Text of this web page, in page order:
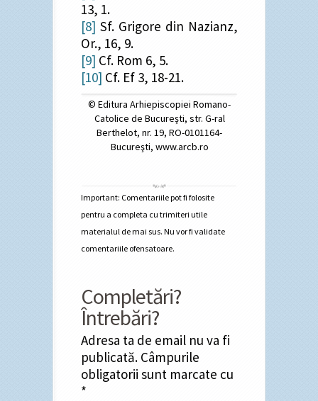
13, 1.
[8] Sf. Grigore din Nazianz,
Or., 16, 9.
[9] Cf. Rom 6, 5.
[10] Cf. Ef 3, 18-21.
© Editura Arhiepiscopiei Romano-
Catolice de Bucureşti, str. G-ral
Berthelot, nr. 19, RO-0101164-
Bucureşti, www.arcb.ro
Important: Comentariile pot fi folosite
pentru a completa cu trimiteri utile
materialul de mai sus. Nu vor fi validate
comentariile ofensatoare.
Completări?
Întrebări?
Adresa ta de email nu va fi
publicată. Câmpurile
obligatorii sunt marcate cu
*